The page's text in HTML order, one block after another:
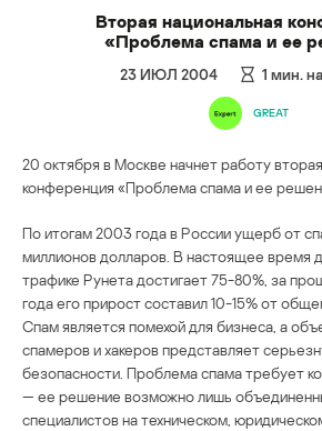
Вторая национальная
«Проблема спама и ее
23 ИЮЛ 2004 1 мин.
GREAT
20 октября в Москве начнет работу
конференция «Проблема спама и ее
По итогам 2003 года в России ущерб от
миллионов долларов. В настоящее время
трафике Рунета достигает 75-80%, за
года его прирост составил 10-15% от
Спам является помехой для бизнеса, а
спамеров и хакеров представляет
безопасности. Проблема спама требует
— ее решение возможно лишь
специалистов на техническом,